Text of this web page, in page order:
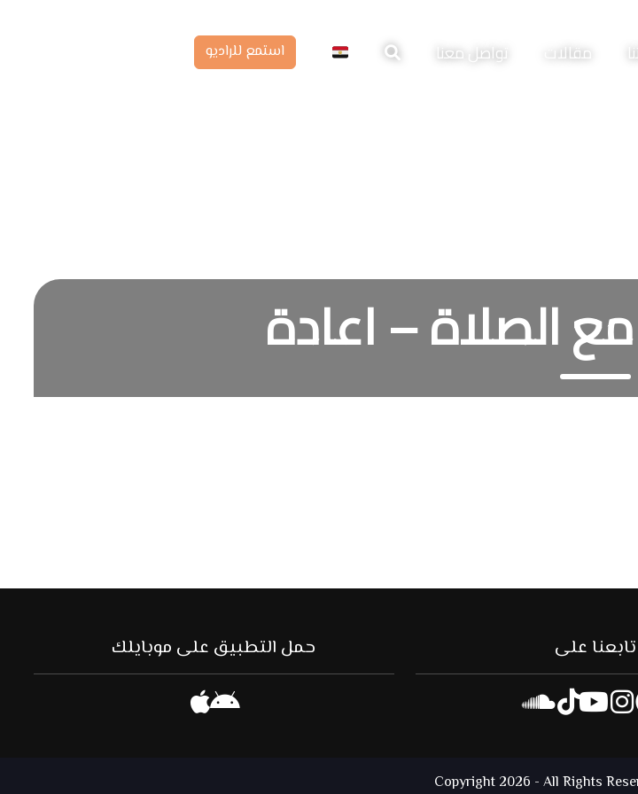
مقالات تواصل معنا استمع للراديو
الصلاة – اعادة
تابعنا على حمل التطبيق على موبايلك
Copyright 2026 - All Rights